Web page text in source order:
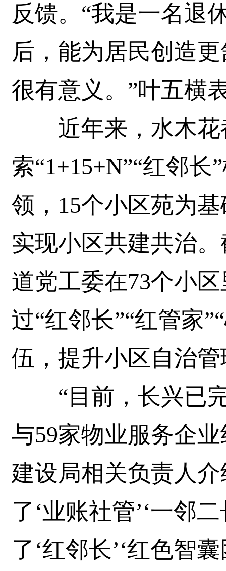
反馈。“我是一名退
后，能为居民创造
很有意义。”叶五横
近年来，水木花
索“1+15+N”“红邻
领，15个小区苑为
实现小区共建共治
道党工委在73个小
过“红邻长”“红管家
伍，提升小区自治
“目前，长兴已完
与59家物业服务企
建设局相关负责人
了‘业账社管’‘一邻
了‘红邻长’‘红色智